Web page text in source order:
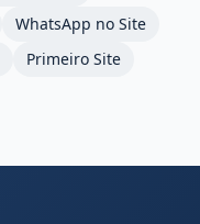
WhatsApp no Site
Primeiro Site